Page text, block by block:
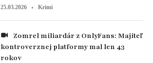
25.03.2026 Krimi
kontroverznej platformy mal len 43
rokov